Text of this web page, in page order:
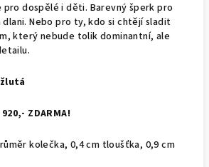
pro dospělé i děti. Barevný šperk pro
dlani. Nebo pro ty, kdo si chtějí sladit
který nebude tolik dominantní, ale
ZDARMA!
kolečka, 0,4 cm tloušťka, 0,9 cm